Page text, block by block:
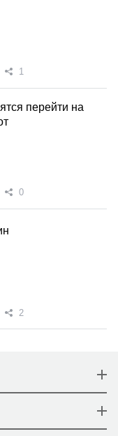
1
перейти на
0
2